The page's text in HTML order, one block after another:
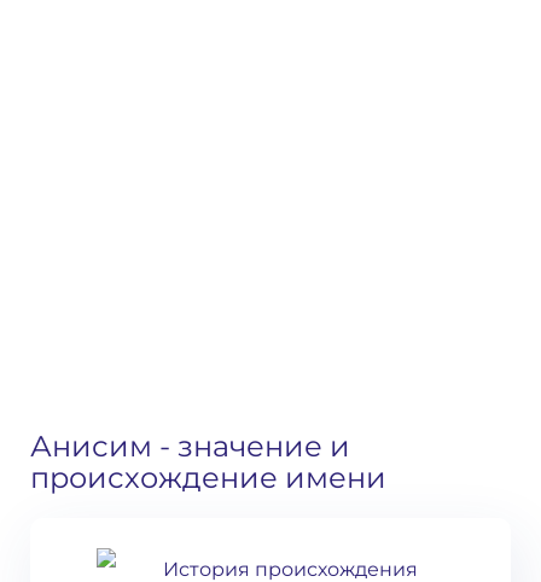
Анисим - значение и
происхождение имени
История происхождения